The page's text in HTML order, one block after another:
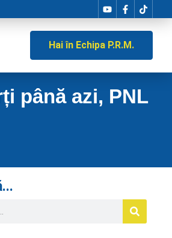
Hai în Echipa P.R.M.
până azi, PNL